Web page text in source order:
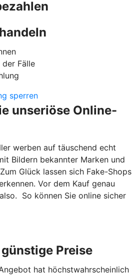
Fälle
sperren
unseriöse Online-
werben auf täuschend echt
Bildern bekannter Marken und
Glück lassen sich Fake-Shops
Vor dem Kauf genau
So können Sie online sicher
Preise
hat höchstwahrscheinlich